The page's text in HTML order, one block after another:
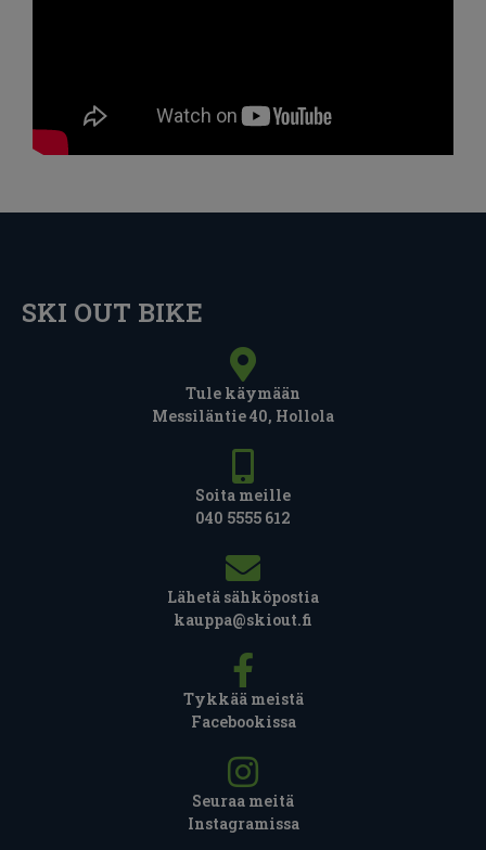
SKI OUT BIKE
Tule käymään
Messiläntie 40, Hollola
Soita meille
040 5555 612
Lähetä sähköpostia
kauppa@skiout.fi
Tykkää meistä
Facebookissa
Seuraa meitä
Instagramissa